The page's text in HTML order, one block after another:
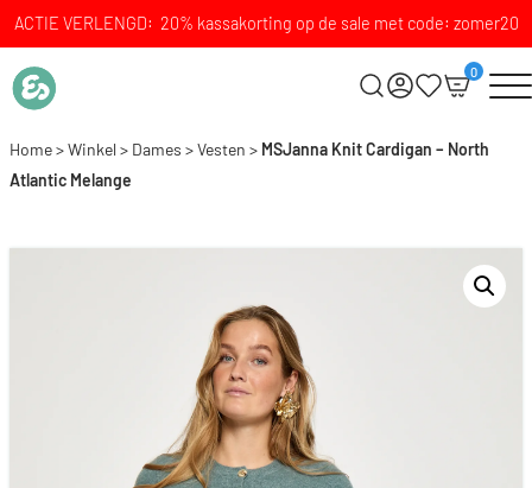
ACTIE VERLENGD: 20% kassakorting op de sale met code: zomer20
0
Home>Winkel> Dames >Vesten > MSJanna Knit Cardigan – North
Atlantic Melange